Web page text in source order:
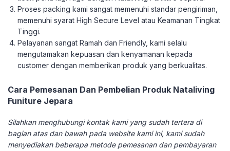
Proses packing kami sangat memenuhi standar pengiriman,
memenuhi syarat High Secure Level atau Keamanan Tingkat
Tinggi.
Pelayanan sangat Ramah dan Friendly, kami selalu
mengutamakan kepuasan dan kenyamanan kepada
customer dengan memberikan produk yang berkualitas.
Cara Pemesanan Dan Pembelian Produk Nataliving
Funiture Jepara
Silahkan menghubungi kontak kami yang sudah tertera di
bagian atas dan bawah pada website kami ini, kami sudah
menyediakan beberapa metode pemesanan dan pembayaran